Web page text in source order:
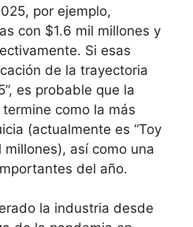
por ejemplo,
con $1.6 mil millones y
Si esas
de la trayectoria
es probable que la
como la más
(actualmente es “Toy
millones), así como una
del año.
la industria desde